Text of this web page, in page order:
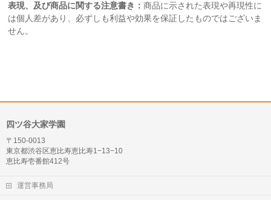
表現、及び商品に関する注意書き：商品に示された表現や再現性に
は個人差があり、必ずしも利益や効果を保証したものではございま
せん。
四ツ谷大家学園
〒150-0013
東京都渋谷区恵比寿恵比寿1−13−10
恵比寿壱番館412号
運営事務局